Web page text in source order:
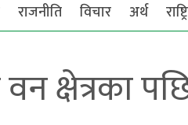
राजनीति विचार अर्थ
वन क्षेत्रका